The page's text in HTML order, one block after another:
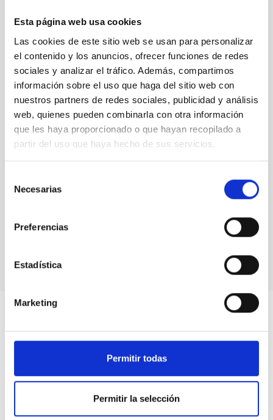
Esta página web usa cookies
Las cookies de este sitio web se usan para personalizar
el contenido y los anuncios, ofrecer funciones de redes
sociales y analizar el tráfico. Además, compartimos
información sobre el uso que haga del sitio web con
nuestros partners de redes sociales, publicidad y análisis
web, quienes pueden combinarla con otra información
que les haya proporcionado o que hayan recopilado a
partir del uso que haya hecho de sus servicios.
Necesarias
Preferencias
Estadística
Marketing
Permitir todas
Permitir la selección
Curva de velocidad radial de la detección de Próxima
b con ESPRESSO
Cadena de resonancias del sistema HD110067